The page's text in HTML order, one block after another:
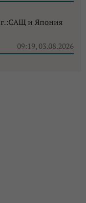
г.:САЩ и Япония
09:19, 03.08.2026